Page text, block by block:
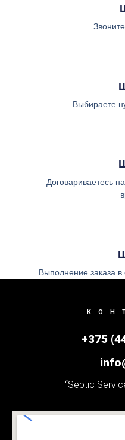
Выбираете
Договариваетесь
Выполнение заказа в
+375
“Septic